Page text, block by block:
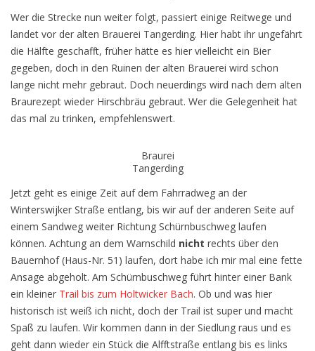
Wer die Strecke nun weiter folgt, passiert einige Reitwege und
landet vor der alten Brauerei Tangerding. Hier habt ihr ungefährt
die Hälfte geschafft, früher hätte es hier vielleicht ein Bier
gegeben, doch in den Ruinen der alten Brauerei wird schon
lange nicht mehr gebraut. Doch neuerdings wird nach dem alten
Braurezept wieder Hirschbräu gebraut. Wer die Gelegenheit hat
das mal zu trinken, empfehlenswert.
Braurei
Tangerding
Jetzt geht es einige Zeit auf dem Fahrradweg an der
Winterswijker Straße entlang, bis wir auf der anderen Seite auf
einem Sandweg weiter Richtung Schürnbuschweg laufen
können. Achtung an dem Warnschild nicht rechts über den
Bauernhof (Haus-Nr. 51) laufen, dort habe ich mir mal eine fette
Ansage abgeholt. Am Schürnbuschweg führt hinter einer Bank
ein kleiner Trail bis zum Holtwicker Bach. Ob und was hier
historisch ist weiß ich nicht, doch der Trail ist super und macht
Spaß zu laufen. Wir kommen dann in der Siedlung raus und es
geht dann wieder ein Stück die Alfftstraße entlang bis es links